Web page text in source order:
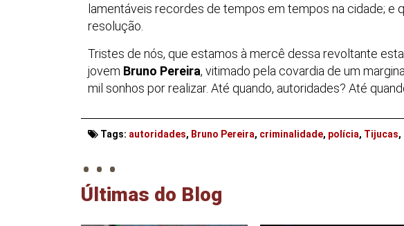
lamentáveis recordes de tempos em tempos na cidade; e
resolução.
Tristes de nós, que estamos à mercê dessa revoltante
jovem Bruno Pereira, vitimado pela covardia de um
mil sonhos por realizar. Até quando, autoridades? Até
Tags: autoridades, Bruno Pereira, criminalidade, polícia, Tijucas,
. . .
Últimas do Blog